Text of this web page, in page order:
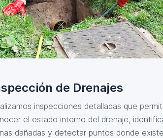
de Drenajes
inspecciones detalladas que
el estado interno del drenaje,
dañadas y detectar puntos donde